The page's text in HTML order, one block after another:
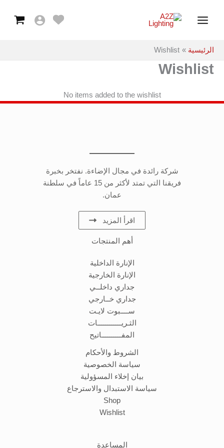
Menu
الرئيسية Wishlist
Wishlist
No items added to the wishlist
شركة رائدة في مجال الإضاءة. نفتخر بخبرة
فريقنا التي تمتد لأكثر من 15 عاماً في سلطنة
عمان.
اقرأ المزيد
أهم المنتجات
الإنارة الداخلية
الإنارة الخارجية
جداري داخلــي
جداري خــارجي
ســــبوت لايـت
الثـريــــــــــــات
المفــــــــــاتيح
الشروط والأحكام
سياسة الخصوصية
بيان إخلاء المسؤولية
سياسة الاستبدال والاسترجاع
Shop
Wishlist
المساعدة